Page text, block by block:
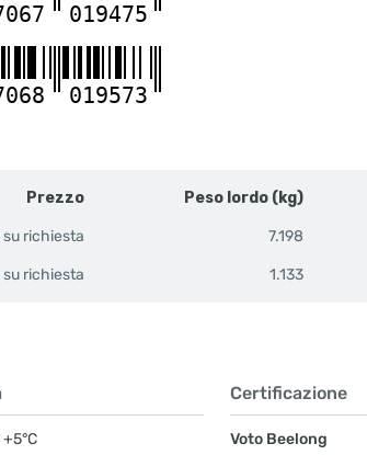
019475
019573
Prezzo Peso lordo (kg)
su richiesta 7.198
su richiesta 1.133
Certificazione
Voto Beelong